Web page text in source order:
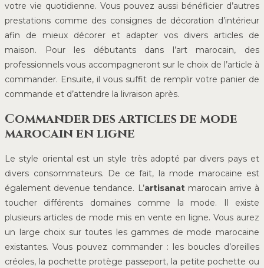
votre vie quotidienne. Vous pouvez aussi bénéficier d’autres
prestations comme des consignes de décoration d’intérieur
afin de mieux décorer et adapter vos divers articles de
maison. Pour les débutants dans l’art marocain, des
professionnels vous accompagneront sur le choix de l’article à
commander. Ensuite, il vous suffit de remplir votre panier de
commande et d’attendre la livraison après.
Commander des articles de mode
marocain en ligne
Le style oriental est un style très adopté par divers pays et
divers consommateurs. De ce fait, la mode marocaine est
également devenue tendance. L’artisanatmarocain arrive à
toucher différents domaines comme la mode. Il existe
plusieurs articles de mode mis en vente en ligne. Vous aurez
un large choix sur toutes les gammes de mode marocaine
existantes. Vous pouvez commander : les boucles d’oreilles
créoles, la pochette protège passeport, la petite pochette ou